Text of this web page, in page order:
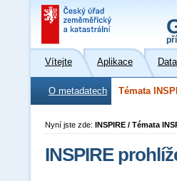
Vítejte Aplikace Data
O metadatech Témata
Nyní jste zde: INSPIRE / Témata
INSPIRE